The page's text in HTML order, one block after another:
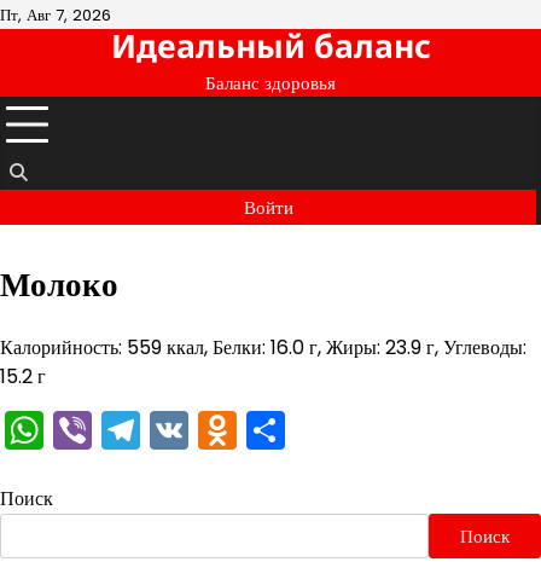
Перейти
Пт, Авг 7, 2026
Идеальный баланс
Баланс здоровья
Войти
Молоко
Калорийность: 559 ккал, Белки: 16.0 г, Жиры: 23.9 г, Углеводы:
15.2 г
WhatsApp
ViberTelegram
VKOdnoklassniki
Поиск
Поиск